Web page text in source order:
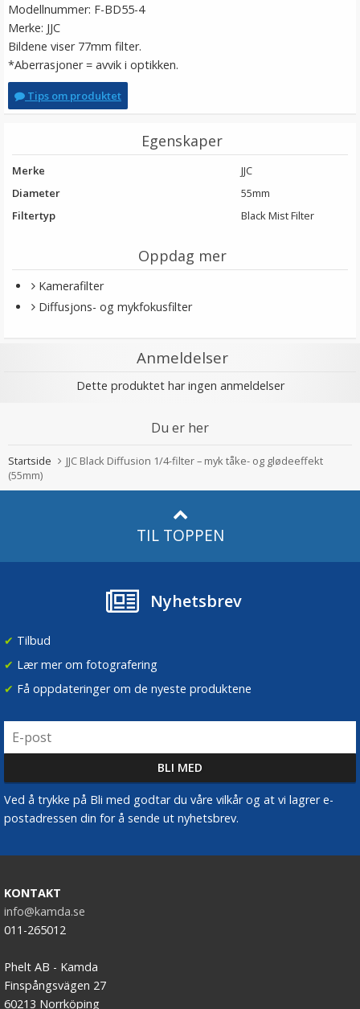
Modellnummer: F-BD55-4
Merke: JJC
Bildene viser 77mm filter.
*Aberrasjoner = avvik i optikken.
Tips om produktet
Egenskaper
Merke
JJC
Diameter
55mm
Filtertyp
Black Mist Filter
Oppdag mer
Kamerafilter
Diffusjons- og mykfokusfilter
Anmeldelser
Dette produktet har ingen anmeldelser
Du er her
Startside
JJC Black Diffusion 1/4-filter – myk tåke- og glødeeffekt
(55mm)
TIL TOPPEN
Nyhetsbrev
✔ Tilbud
✔ Lær mer om fotografering
✔ Få oppdateringer om de nyeste produktene
Ved å trykke på Bli med godtar du våre vilkår og at vi lagrer e-
postadressen din for å sende ut nyhetsbrev.
KONTAKT
info@kamda.se
011-265012
Phelt AB - Kamda
Finspångsvägen 27
60213 Norrköping